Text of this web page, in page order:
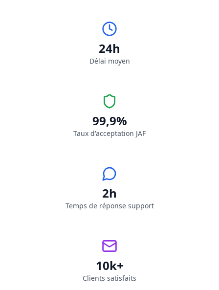
24h
Délai moyen
99,9%
Taux d'acceptation JAF
2h
Temps de réponse support
10k+
Clients satisfaits